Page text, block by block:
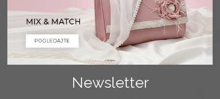
Newsletter